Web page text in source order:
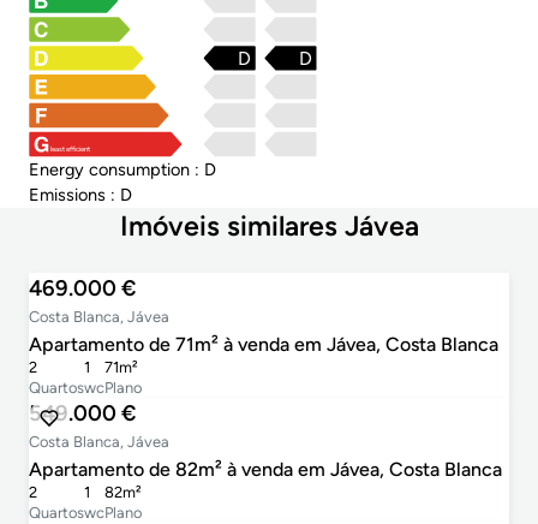
least efficient
D
D
Energy consumption : D
Emissions : D
Imóveis similares Jávea
469.000 €
Costa Blanca, Jávea
Apartamento de 71m² à venda em Jávea, Costa Blanca
Quartos
2
wc
1
Plano
71m²
549.000 €
Costa Blanca, Jávea
Apartamento de 82m² à venda em Jávea, Costa Blanca
Quartos
2
wc
1
Plano
82m²